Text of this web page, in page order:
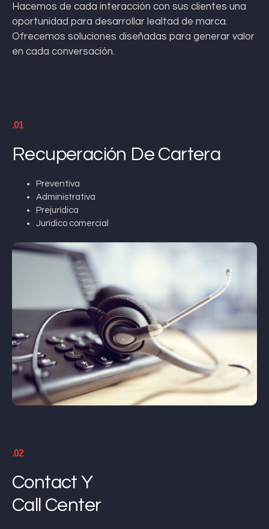
Hacemos de cada interacción con sus clientes una
oportunidad para desarrollar lealtad de marca.
Ofrecemos soluciones diseñadas para generar valor
en cada conversación.
.01
Recuperación De Cartera
Preventiva
Administrativa
Prejurídica
Jurídico comercial
.02
Contact Y
Call Center